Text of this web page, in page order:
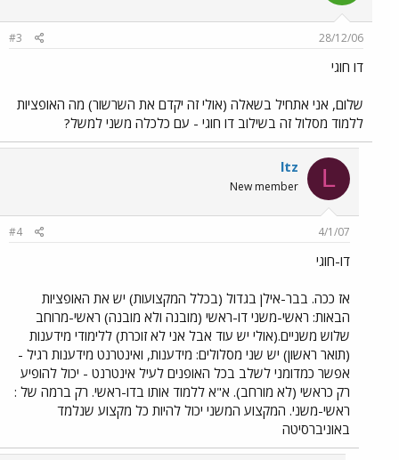
28/12/06
#3
דו חוגי
שלום, אני אתחיל בשאלה (אולי זה יקדם את השרשור) מה האופציות
ללמוד מסלול זה בשילוב דו חוגי - עם כלכלה משני למשל?
L
ltz
New member
4/1/07
#4
דו-חוגי
אז ככה. בבר-אילן בגדול (בכלל המקצועות) יש את האופציות
הבאות: ראשי-משני דו-ראשי (מובנה ולא מובנה) ראשי-מרוחב
שלוש משניים.(אולי יש עוד אבל אני לא זוכרת) ללימודי מידענות
(תואר ראשון) יש שני מסלולים: מידענות, ואינטרנט מידענות רגיל -
אפשר כמדומני לשלב בכל האופנים לעיל אינטרנט - יכול להופיע
רק כראשי (לא מורחב). א"א ללמוד אותו בדו-ראשי. רק ברמה של :
ראשי-משני. המקצוע המשני יכול להיות כל מקצוע שנלמד
באוניברסיטה